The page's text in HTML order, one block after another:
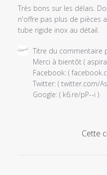
Très bons sur les délais.
n'offre pas plus de pièces
tube rigide inox au détail.
Commentaires
propriétaire
magasin
Titre du commentaire
Merci à bientôt (
Facebook: (
Twitter: ( twitter.com/
Google: ( k6.re/pP--i )
Cette